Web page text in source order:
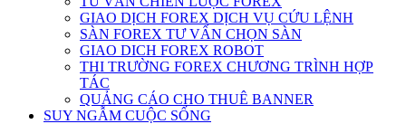
GIAO DỊCH FOREX DỊCH VỤ CỨU LỆNH
SÀN FOREX TƯ VẤN CHỌN SÀN
GIAO DICH FOREX ROBOT
THI TRƯỜNG FOREX CHƯƠNG TRÌNH HỢP
TÁC
QUẢNG CÁO CHO THUÊ BANNER
SUY NGẪM CUỘC SỐNG